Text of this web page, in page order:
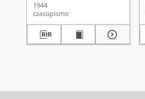
1944, Nr 3 (31 Januar)
1944
czasopismo